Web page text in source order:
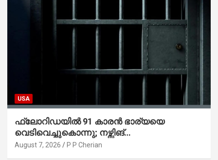
USA
ഫ്ലോറിഡയിൽ 91 കാരൻ ഭാര്യയെ
വെടിവെച്ചുകൊന്നു; നഴ്സിങ്
ഹോമിലാക്കില്ലെന്ന് നൽകിയ വാഗ്ദാനം
August 7, 2026 P P Cherian